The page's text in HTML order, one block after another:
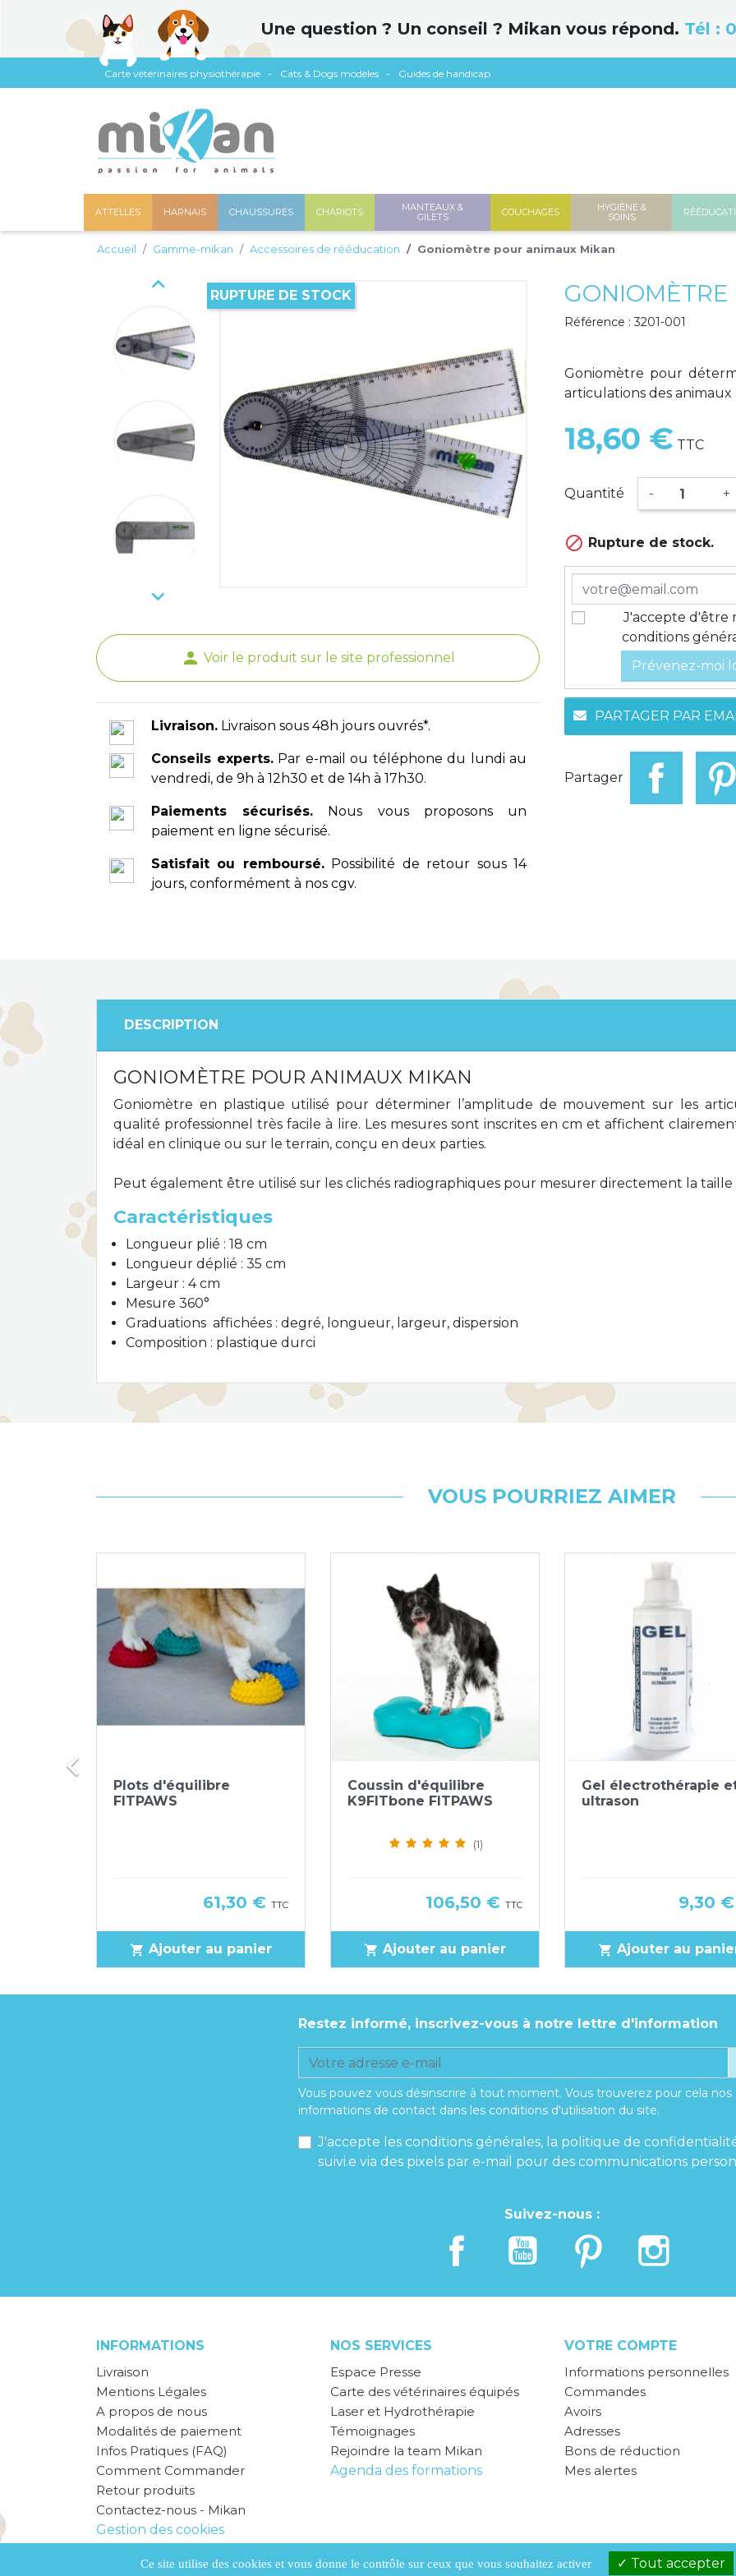
Une question ? Un conseil ? Mikan vous répond. Tél :
Carte vétérinaires physiothérapie Cats & Dogs modèles Guides de handicap
ATTELLES HARNAIS CHAUSSURES CHARIOTS
MANTEAUX &
GILETS
COUCHAGES
HYGIÈNE &
SOINS
Accueil Gamme-mikan Accessoires de rééducation Goniomètre pour animaux Mikan
RUPTURE DE STOCK


person Voir le produit sur le site professionnel
Livraison. Livraison sous 48h jours ouvrés*.
Conseils experts.Par e-mail ou téléphone du lundi au
vendredi, de 9h à 12h30 et de 14h à 17h30.
Paiements sécurisés. Nous vous proposons un
paiement en ligne sécurisé.
Satisfait ou remboursé.Possibilité de retour sous 14
jours, conformément à nos cgv.
Référence : 3201-001
Goniomètre pour
articulations des animaux
18,60 € TTC
Quantité - +
 Rupture de stock.
J'accepte d'être
conditions
Prévenez-moi
PARTAGER PAR
Partager
DESCRIPTION
GONIOMÈTRE POUR ANIMAUX MIKAN
Goniomètre en plastique utilisé pour déterminer l’amplitude de mouvement sur les
qualité professionnel très facile à lire. Les mesures sont inscrites en cm et affichent
idéal en clinique ou sur le terrain, conçu en deux parties.
Peut également être utilisé sur les clichés radiographiques pour mesurer directement la taille
Caractéristiques
Longueur plié : 18 cm
Longueur déplié : 35 cm
Largeur : 4 cm
Mesure 360°
Graduations affichées : degré, longueur, largeur, dispersion
Composition : plastique durci
VOUS POURRIEZ AIMER
 Aperçu rapide
Plots d'équilibre
FITPAWS
Prix
61,30 € TTC
shopping_cart Ajouter au panier
 Aperçu rapide
Coussin d'équilibre
K9FITbone FITPAWS
(1)
Prix
106,50 € TTC
shopping_cart Ajouter au panier
Aperçu rapide
Gel électrothérapie
ultrason
Prix
9,30 €
shopping_cart Ajouter au
Restez informé, inscrivez-vous à notre lettre d'information
Vous pouvez vous désinscrire à tout moment. Vous trouverez pour cela nos
informations de contact dans les conditions d'utilisation du site.
J'accepte les conditions générales, la politique de
suivi.e via des pixels par e-mail pour des communications
Suivez-nous :
INFORMATIONS
Livraison
Mentions Légales
A propos de nous
Modalités de paiement
Infos Pratiques (FAQ)
Comment Commander
Retour produits
Contactez-nous - Mikan
Gestion des cookies
NOS SERVICES
Espace Presse
Carte des vétérinaires équipés
Laser et Hydrothérapie
Témoignages
Rejoindre la team Mikan
Agenda des formations
VOTRE COMPTE
Informations personnelles
Commandes
Avoirs
Adresses
Bons de réduction
Mes alertes
Panneau de gestion des cookies
Ce site utilise des cookies et vous donne le contrôle sur ceux que vous souhaitez activer Tout accepter